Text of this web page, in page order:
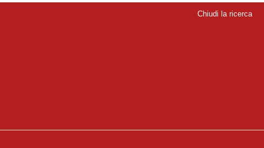
Chiudi
Chiudi la ricerca